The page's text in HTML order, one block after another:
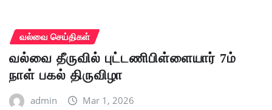
வல்வை செய்திகள்
வல்வை தீருவில் புட்டணிபிள்ளையார் 7ம்
நாள் பகல் திருவிழா
admin Mar 1, 2026